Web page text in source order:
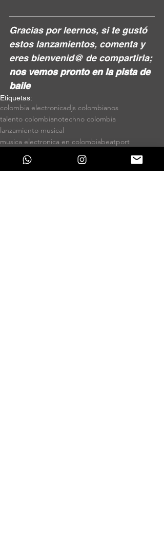
Gracias por leernos, si te gustó
estos lanzamientos, comenta y
eres bienvenid@ de compartirla;
nos vemos pronto en la pista de
baile
Etiquetas:
colombia electronicadjs colombianos
talento colombianotechno colombia
lanzamiento musical
musica electronica en colombiabeatport
produccion musical
tech house colombia wav
Lanzamientos